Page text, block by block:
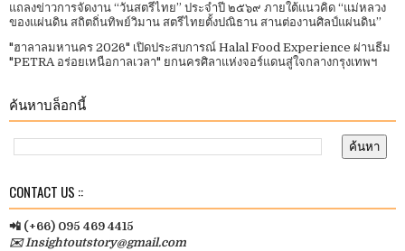
แถลงข่าวการจัดงาน “วันสตรีไทย” ประจําปี ๒๕๖๙ ภายใต้แนวคิด “แม่หลวง
ของแผ่นดิน สถิตถิ่นทิพย์วิมาน สตรีไทยตั้งปณิธาน สานต่องานศิลป์แผ่นดิน”
"ฮาลาลมหานคร 2026" เปิดประสบการณ์ Halal Food Experience ผ่านธีม
"PETRA อร่อยเหนือกาลเวลา" ยกนครศิลาแห่งจอร์แดนสู่ใจกลางกรุงเทพฯ
ค้นหาบล็อกนี้
CONTACT US ::
📲 (+66) 095 469 4415
✉️ Insightoutstory@gmail.com